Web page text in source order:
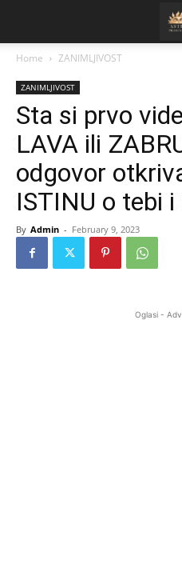
Home ZANIMLJIVOST
ZANIMLJIVOST
Sta si prvo
LAVA ili
odgovor
ISTINU o tebi
By Admin - February 9, 2023
Oglasi -